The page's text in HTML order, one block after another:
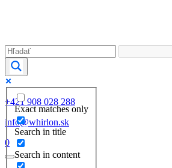
Exact matches only
Search in title
Search in content
+421 908 028 288
info@whirlon.sk
0